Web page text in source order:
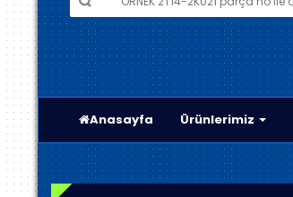
Anasayfa Ürünlerimiz